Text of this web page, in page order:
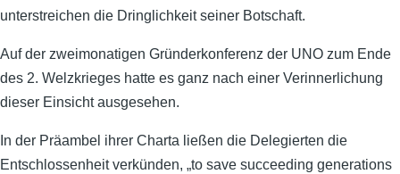
unterstreichen die Dringlichkeit seiner Botschaft.
Auf der zweimonatigen Gründerkonferenz der UNO zum Ende
des 2. Welzkrieges hatte es ganz nach einer Verinnerlichung
dieser Einsicht ausgesehen.
In der Präambel ihrer Charta ließen die Delegierten die
Entschlossenheit verkünden, „to save succeeding generations